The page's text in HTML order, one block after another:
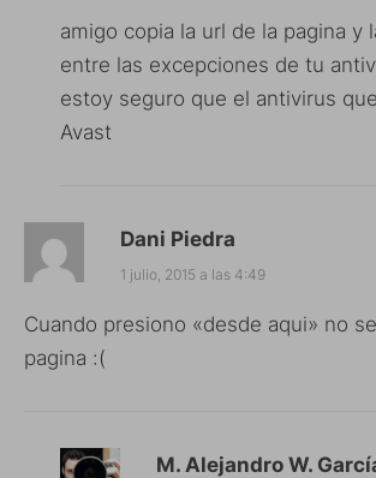
amigo copia la url de la pagina y
entre las excepciones de tu
estoy seguro que el antivirus
Avast
Dani Piedra
1 julio, 2015 a las 4:49
Cuando presiono «desde aqui» no
pagina :(
M. Alejandro W.